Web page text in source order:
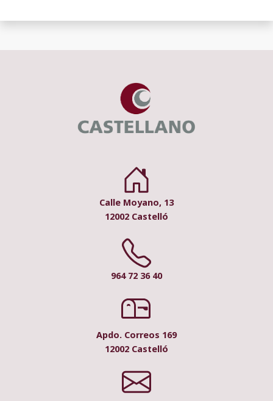
Calle Moyano, 13
12002 Castelló
964 72 36 40
Apdo. Correos 169
12002 Castelló